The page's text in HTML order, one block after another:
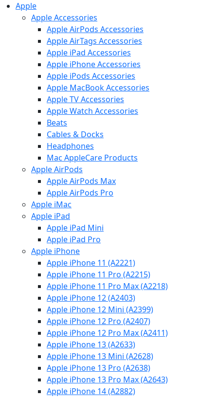
Apple
Apple Accessories
Apple AirPods Accessories
Apple AirTags Accessories
Apple iPad Accessories
Apple iPhone Accessories
Apple iPods Accessories
Apple MacBook Accessories
Apple TV Accessories
Apple Watch Accessories
Beats
Cables & Docks
Headphones
Mac AppleCare Products
Apple AirPods
Apple AirPods Max
Apple AirPods Pro
Apple iMac
Apple iPad
Apple iPad Mini
Apple iPad Pro
Apple iPhone
Apple iPhone 11 (A2221)
Apple iPhone 11 Pro (A2215)
Apple iPhone 11 Pro Max (A2218)
Apple iPhone 12 (A2403)
Apple iPhone 12 Mini (A2399)
Apple iPhone 12 Pro (A2407)
Apple iPhone 12 Pro Max (A2411)
Apple iPhone 13 (A2633)
Apple iPhone 13 Mini (A2628)
Apple iPhone 13 Pro (A2638)
Apple iPhone 13 Pro Max (A2643)
Apple iPhone 14 (A2882)